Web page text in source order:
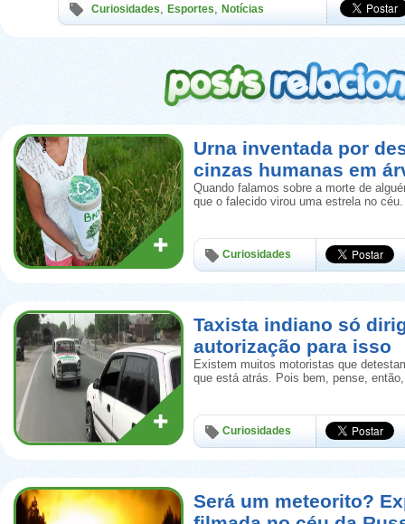
Curiosidades, Esportes, Notícias
Urna inventada por
cinzas humanas em
Quando falamos sobre a morte de
que o falecido virou uma estrela no
Curiosidades
Taxista indiano só
autorização para isso
Existem muitos motoristas que
que está atrás. Pois bem, pense,
Curiosidades
Será um meteorito?